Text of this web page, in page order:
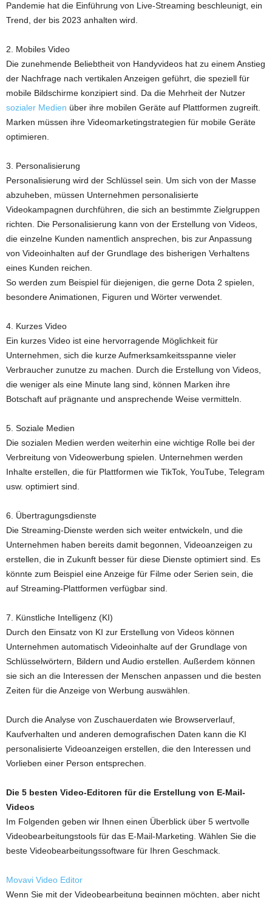
Pandemie hat die Einführung von Live-Streaming beschleunigt, ein
Trend, der bis 2023 anhalten wird.
2. Mobiles Video
Die zunehmende Beliebtheit von Handyvideos hat zu einem Anstieg
der Nachfrage nach vertikalen Anzeigen geführt, die speziell für
mobile Bildschirme konzipiert sind. Da die Mehrheit der Nutzer
sozialer Medien über ihre mobilen Geräte auf Plattformen zugreift.
Marken müssen ihre Videomarketingstrategien für mobile Geräte
optimieren.
3. Personalisierung
Personalisierung wird der Schlüssel sein. Um sich von der Masse
abzuheben, müssen Unternehmen personalisierte
Videokampagnen durchführen, die sich an bestimmte Zielgruppen
richten. Die Personalisierung kann von der Erstellung von Videos,
die einzelne Kunden namentlich ansprechen, bis zur Anpassung
von Videoinhalten auf der Grundlage des bisherigen Verhaltens
eines Kunden reichen.
So werden zum Beispiel für diejenigen, die gerne Dota 2 spielen,
besondere Animationen, Figuren und Wörter verwendet.
4. Kurzes Video
Ein kurzes Video ist eine hervorragende Möglichkeit für
Unternehmen, sich die kurze Aufmerksamkeitsspanne vieler
Verbraucher zunutze zu machen. Durch die Erstellung von Videos,
die weniger als eine Minute lang sind, können Marken ihre
Botschaft auf prägnante und ansprechende Weise vermitteln.
5. Soziale Medien
Die sozialen Medien werden weiterhin eine wichtige Rolle bei der
Verbreitung von Videowerbung spielen. Unternehmen werden
Inhalte erstellen, die für Plattformen wie TikTok, YouTube, Telegram
usw. optimiert sind.
6. Übertragungsdienste
Die Streaming-Dienste werden sich weiter entwickeln, und die
Unternehmen haben bereits damit begonnen, Videoanzeigen zu
erstellen, die in Zukunft besser für diese Dienste optimiert sind. Es
könnte zum Beispiel eine Anzeige für Filme oder Serien sein, die
auf Streaming-Plattformen verfügbar sind.
7. Künstliche Intelligenz (KI)
Durch den Einsatz von KI zur Erstellung von Videos können
Unternehmen automatisch Videoinhalte auf der Grundlage von
Schlüsselwörtern, Bildern und Audio erstellen. Außerdem können
sie sich an die Interessen der Menschen anpassen und die besten
Zeiten für die Anzeige von Werbung auswählen.
Durch die Analyse von Zuschauerdaten wie Browserverlauf,
Kaufverhalten und anderen demografischen Daten kann die KI
personalisierte Videoanzeigen erstellen, die den Interessen und
Vorlieben einer Person entsprechen.
Die 5 besten Video-Editoren für die Erstellung von E-Mail-
Videos
Im Folgenden geben wir Ihnen einen Überblick über 5 wertvolle
Videobearbeitungstools für das E-Mail-Marketing. Wählen Sie die
beste Videobearbeitungssoftware für Ihren Geschmack.
Movavi Video Editor
Wenn Sie mit der Videobearbeitung beginnen möchten, aber nicht